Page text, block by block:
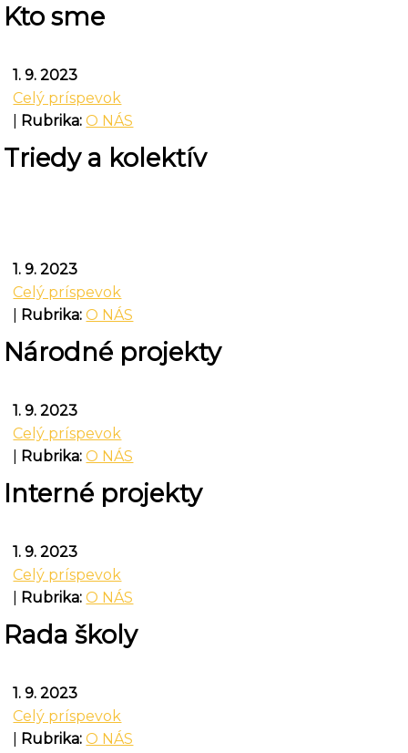
Kto sme
1. 9. 2023
Celý príspevok
Rubrika: O NÁS
Triedy a kolektív
1. 9. 2023
Celý príspevok
Rubrika: O NÁS
Národné projekty
1. 9. 2023
Celý príspevok
Rubrika: O NÁS
Interné projekty
1. 9. 2023
Celý príspevok
Rubrika: O NÁS
Rada školy
1. 9. 2023
Celý príspevok
Rubrika: O NÁS